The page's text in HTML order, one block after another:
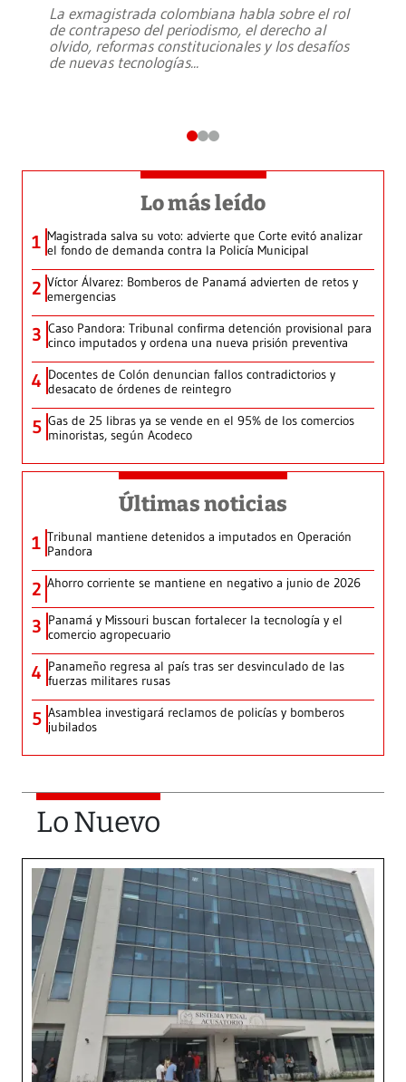
La exmagistrada colombiana habla sobre el rol
de contrapeso del periodismo, el derecho al
olvido, reformas constitucionales y los desafíos
de nuevas tecnologías...
Lo más leído
1 Magistrada salva su voto: advierte que Corte evitó analizar
el fondo de demanda contra la Policía Municipal
2 Víctor Álvarez: Bomberos de Panamá advierten de retos y
emergencias
3 Caso Pandora: Tribunal confirma detención provisional para
cinco imputados y ordena una nueva prisión preventiva
4 Docentes de Colón denuncian fallos contradictorios y
desacato de órdenes de reintegro
5 Gas de 25 libras ya se vende en el 95% de los comercios
minoristas, según Acodeco
Últimas noticias
1 Tribunal mantiene detenidos a imputados en Operación
Pandora
2 Ahorro corriente se mantiene en negativo a junio de 2026
3 Panamá y Missouri buscan fortalecer la tecnología y el
comercio agropecuario
4 Panameño regresa al país tras ser desvinculado de las
fuerzas militares rusas
5 Asamblea investigará reclamos de policías y bomberos
jubilados
Lo Nuevo